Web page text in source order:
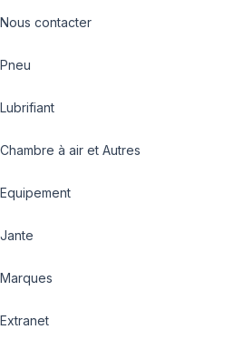
Nous contacter
Pneu
Lubrifiant
Chambre à air et Autres
Equipement
Jante
Marques
Extranet